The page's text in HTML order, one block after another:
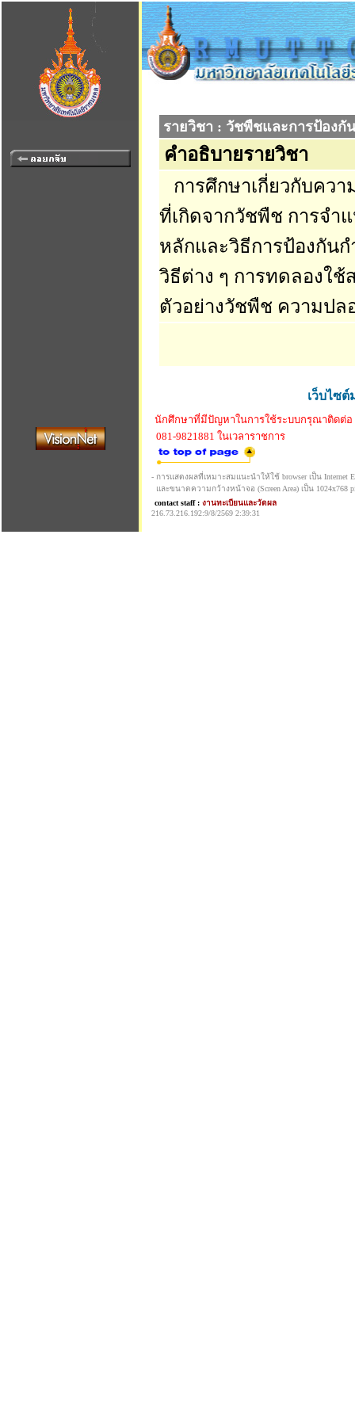
รายวิชา : วัชพืชและการป้องกั
คำอธิบายรายวิชา
การศึกษาเกี่ยวกับควา
ที่เกิดจากวัชพืช การจำ
หลักและวิธีการป้องกัน
วิธีต่าง ๆ การทดลองใช้
ตัวอย่างวัชพืช ความปล
เว็บไซ
นักศึกษาที่มีปัญหาในการใช้ระบบกรุณาติดต่อ
081-9821881 ในเวลาราชการ
- การแสดงผลที่เหมาะสมแนะนำให้ใช้ browser เป็น Internet
และขนาดความกว้างหน้าจอ (Screen Area) เป็น 1024x768
contact staff : งานทะเบียนและวัดผล
216.73.216.192:9/8/2569 2:39:31